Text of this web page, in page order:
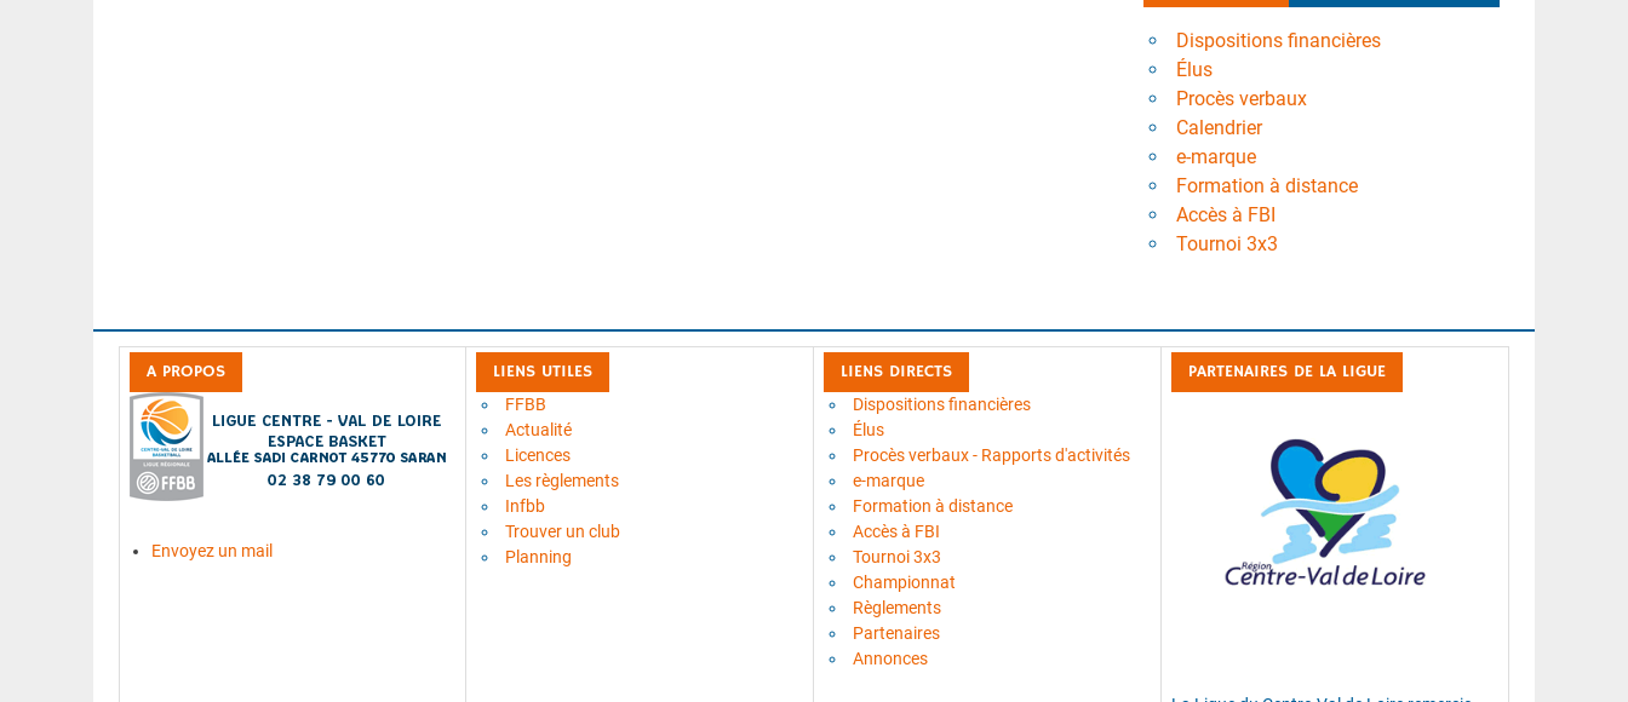
Dispositions financières
Élus
Procès verbaux
Calendrier
e-marque
Formation à distance
Accès à FBI
Tournoi 3x3
A PROPOS
Envoyez un mail
LIENS UTILES
FFBB
Actualité
Licences
Les règlements
Infbb
Trouver un club
Planning
LIENS DIRECTS
Dispositions financières
Élus
Procès verbaux - Rapports d'activités
e-marque
Formation à distance
Accès à FBI
Tournoi 3x3
Championnat
Règlements
Partenaires
Annonces
PARTENAIRES DE LA LIGUE